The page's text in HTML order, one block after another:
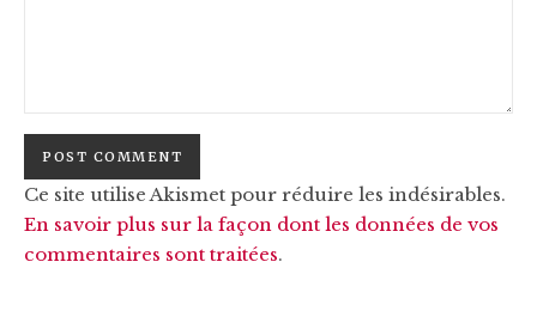
Ce site utilise Akismet pour réduire les indésirables.
En savoir plus sur la façon dont les données de vos
commentaires sont traitées.